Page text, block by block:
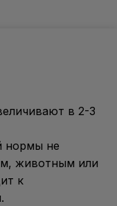
в 2-3
нормы не
животным или
к